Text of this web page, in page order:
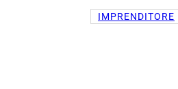
IMPRENDITORE